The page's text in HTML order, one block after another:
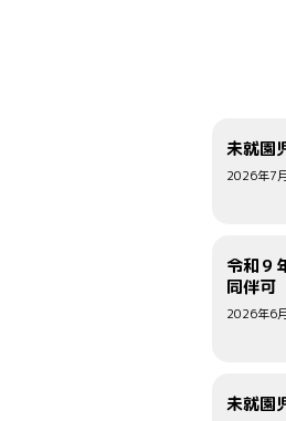
未就園
2026年7
令和９
同伴可
2026年6
未就園